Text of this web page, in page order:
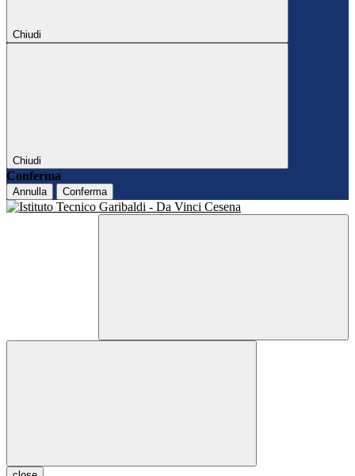
Chiudi
Chiudi
Conferma
Annulla Conferma